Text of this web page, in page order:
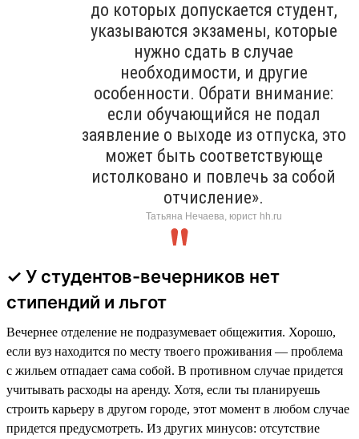
до которых допускается студент,
указываются экзамены, которые
нужно сдать в случае
необходимости, и другие
особенности. Обрати внимание:
если обучающийся не подал
заявление о выходе из отпуска, это
может быть соответствующе
истолковано и повлечь за собой
отчисление».
Татьяна Нечаева, юрист hh.ru
✓ У студентов-вечерников нет
стипендий и льгот
Вечернее отделение не подразумевает общежития. Хорошо,
если вуз находится по месту твоего проживания — проблема
с жильем отпадает сама собой. В противном случае придется
учитывать расходы на аренду. Хотя, если ты планируешь
строить карьеру в другом городе, этот момент в любом случае
придется предусмотреть. Из других минусов: отсутствие